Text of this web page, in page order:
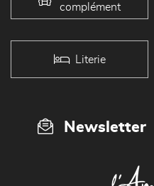
complément
Literie
Newsletter